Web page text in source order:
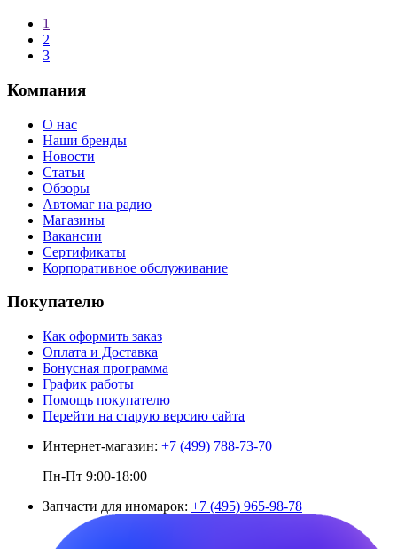
1
2
3
Компания
О нас
Наши бренды
Новости
Статьи
Обзоры
Автомаг на радио
Магазины
Вакансии
Сертификаты
Корпоративное обслуживание
Покупателю
Как оформить заказ
Оплата и Доставка
Бонусная программа
График работы
Помощь покупателю
Перейти на старую версию сайта
Интернет-магазин: +7 (499) 788-73-70
Пн-Пт 9:00-18:00
Запчасти для иномарок: +7 (495) 965-98-78